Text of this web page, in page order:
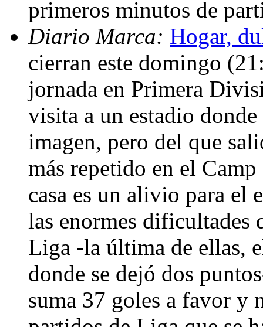
primeros minutos de
Diario Marca: Hogar,
cierran este domingo
jornada en Primera
visita a un estadio
imagen, pero del que
más repetido en el
casa es un alivio para el
las enormes dificultades
Liga -la última de ellas,
donde se dejó dos
suma 37 goles a favor y